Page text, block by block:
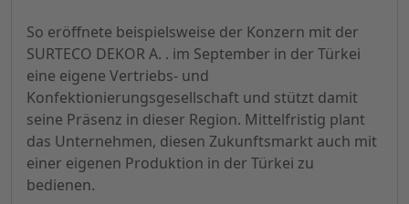
So eröffnete beispielsweise der Konzern mit der
SURTECO DEKOR A. . im September in der Türkei
eine eigene Vertriebs- und
Konfektionierungsgesellschaft und stützt damit
seine Präsenz in dieser Region. Mittelfristig plant
das Unternehmen, diesen Zukunftsmarkt auch mit
einer eigenen Produktion in der Türkei zu
bedienen.